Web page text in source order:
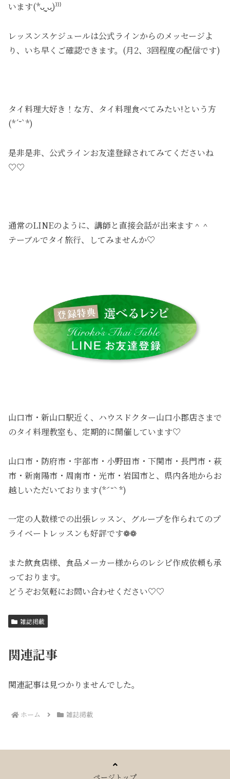
います(*ᴗ͈ˬᴗ͈)⁾⁾⁾
レッスンスケジュールは公式ラインからのメッセージよ
り、いち早くご確認できます。(月2、3回程度の配信です)
タイ料理大好き！な方、タイ料理食べてみたい!という方
(*´˘`*)
是非是非、公式ラインお友達登録されてみてくださいね
♡♡
通常のLINEのように、講師と直接会話が出来ます＾＾
テーブルでタイ旅行、してみませんか♡
山口市・新山口駅近く、ハウスドクター山口小郡店さまで
のタイ料理教室も、定期的に開催しています♡
山口市・防府市・宇部市・小野田市・下関市・長門市・萩
市・新南陽市・周南市・光市・岩国市と、県内各地からお
越しいただいております(*ˊ˘ˋ*)
一定の人数様での出張レッスン、グループを作られてのプ
ライベートレッスンも好評です❁❁
また飲食店様、食品メーカー様からのレシピ作成依頼も承
っております。
どうぞお気軽にお問い合わせください♡♡
雑誌掲載
関連記事
関連記事は見つかりませんでした。
ホーム 雑誌掲載
ページトップ